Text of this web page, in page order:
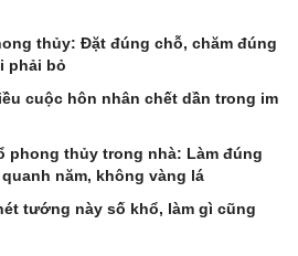
thủy: Đặt đúng chỗ, chăm đúng
phải bỏ
cuộc hôn nhân chết dần trong im
phong thủy trong nhà: Làm đúng
năm, không vàng lá
tướng này số khổ, làm gì cũng